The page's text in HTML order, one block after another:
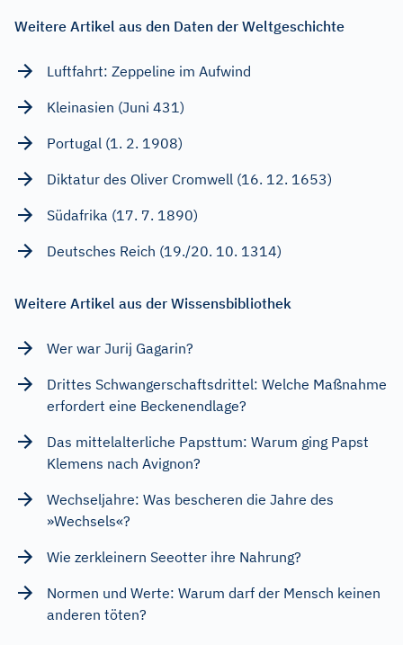
Weitere Artikel aus den Daten der Weltgeschichte
Luftfahrt: Zeppeline im Aufwind
Kleinasien (Juni 431)
Portugal (1. 2. 1908)
Diktatur des Oliver Cromwell (16. 12. 1653)
Südafrika (17. 7. 1890)
Deutsches Reich (19./20. 10. 1314)
Weitere Artikel aus der Wissensbibliothek
Wer war Jurij Gagarin?
Drittes Schwangerschaftsdrittel: Welche Maßnahme
erfordert eine Beckenendlage?
Das mittelalterliche Papsttum: Warum ging Papst
Klemens nach Avignon?
Wechseljahre: Was bescheren die Jahre des
»Wechsels«?
Wie zerkleinern Seeotter ihre Nahrung?
Normen und Werte: Warum darf der Mensch keinen
anderen töten?